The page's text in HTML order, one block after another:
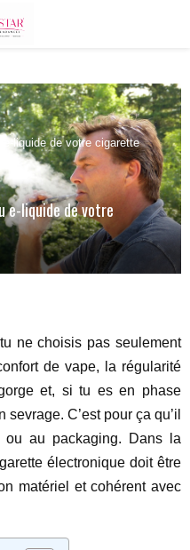
liquide de votre cigarette
e-liquide de votre
ne choisis pas seulement
de vape, la régularité
et, si tu es en phase
C’est pour ça qu’il
au packaging. Dans la
électronique doit être
matériel et cohérent avec